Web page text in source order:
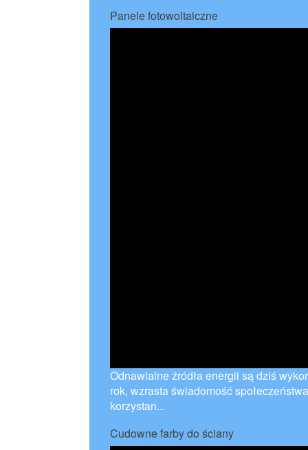
Panele fotowoltaiczne
Odnawialne źródła energii są dziś
rok, wzrasta świadomość
korzystan...
Cudowne farby do ściany